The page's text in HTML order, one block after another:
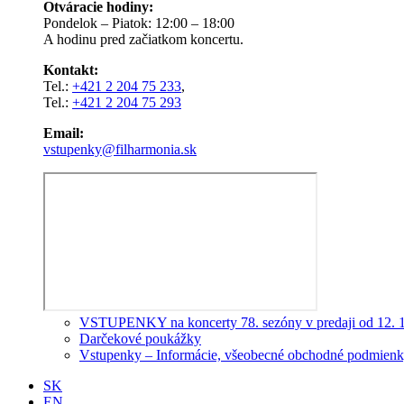
Otváracie hodiny:
Pondelok – Piatok: 12:00 – 18:00
A hodinu pred začiatkom koncertu.
Kontakt:
Tel.: +421 2 204 75 233,
Tel.: +421 2 204 75 293
Email:
vstupenky@filharmonia.sk
VSTUPENKY na koncerty 78. sezóny v predaji od 12.
Darčekové poukážky
Vstupenky – Informácie, všeobecné obchodné
SK